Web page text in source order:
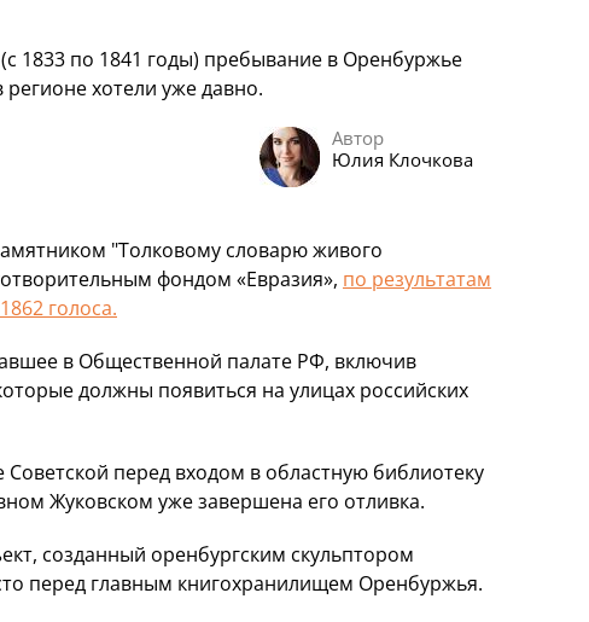
1833 по 1841 годы) пребывание в Оренбуржье
регионе хотели уже давно.
Автор
Юлия Клочкова
"Толковому словарю живого
фондом «Евразия», по результатам
голоса.
в Общественной палате РФ, включив
должны появиться на улицах российских
перед входом в областную библиотеку
Жуковском уже завершена его отливка.
созданный оренбургским скульптором
перед главным книгохранилищем Оренбуржья.